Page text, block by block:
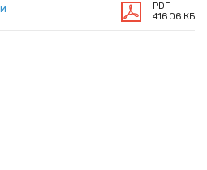
PDF
416.06 КБ